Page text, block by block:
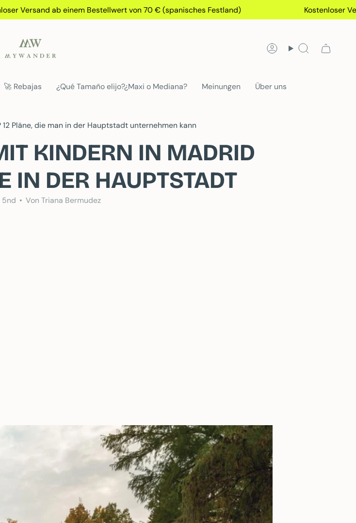
ab einem Bestellwert von 70 € (spanisches Festland) Kostenloser
KontoSuchen
🚀 Rebajas ¿Qué Tamaño elijo?¿Maxi o Mediana? Meinungen Über uns
Pläne, die man in der Hauptstadt unternehmen kann
KINDERN IN MADRID
IN DER HAUPTSTADT
5nd Von Triana Bermudez